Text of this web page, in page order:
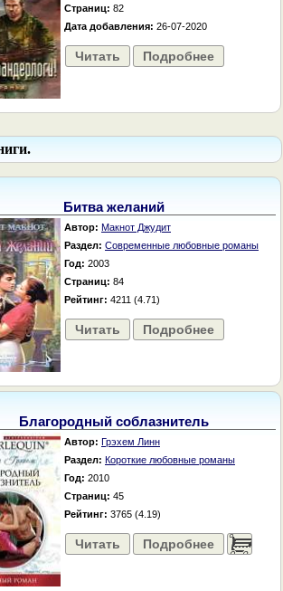
Страниц: 82
Дата добавления: 26-07-2020
Читать Подробнее
Битва желаний
Автор: Макнот Джудит
Раздел: Современные любовные романы
Год: 2003
Страниц: 84
Рейтинг: 4211 (4.71)
Читать Подробнее
Благородный соблазнитель
Автор: Грэхем Линн
Раздел: Короткие любовные романы
Год: 2010
Страниц: 45
Рейтинг: 3765 (4.19)
Читать Подробнее ......